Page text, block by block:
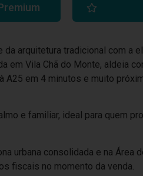
da arquitetura tradicional com a
em Vila Chã do Monte, aldeia
A25 em 4 minutos e muito
e familiar, ideal para quem
urbana consolidada e na Área
fiscais no momento da venda.